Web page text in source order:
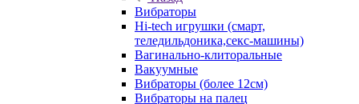
Вибраторы
Hi-tech игрушки (смарт,
теледильдоника,секс-машины)
Вагинально-клиторальные
Вакуумные
Вибраторы (более 12см)
Вибраторы на палец